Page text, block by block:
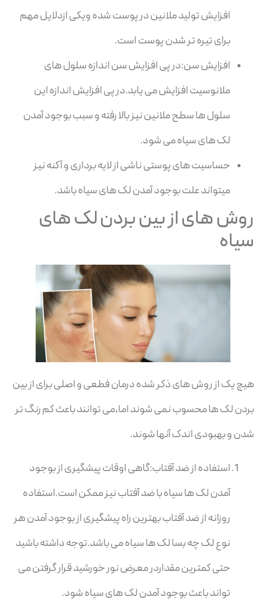
افزایش تولید ملانین در پوست شده ویکی ازدلایل مهم
برای تیره تر شدن پوست است.
افزایش سن:در پی افزایش سن اندازه سلول های
ملانوسیت افزایش می یابد.در پی افزایش اندازه این
سلول ها سطح ملانین نیز بالا رفته و سبب بوجود آمدن
لک های سیاه می شود.
حساسیت های پوستی ناشی از لایه برداری و آکنه نیز
میتواند علت بوجود آمدن لک های سیاه باشد.
روش های از بین بردن لک های
سیاه
هیچ یک از روش های ذکر شده درمان فطعی و اصلی برای از بین
بردن لک ها محسوب نمی شوند اما،می توانند باعث کم رنگ تر
شدن و بهبودی اندک آنها شوند.
استفاده از ضد آفتاب:گاهی اوقات پیشگیری از بوجود
آمدن لک ها سیاه با ضد آفتاب نیز ممکن است.استفاده
روزانه از ضد آفتاب بهترین راه پیشگیری از بوجود آمدن هر
نوع لک چه بسا لک ها سیاه می باشد.توجه داشته باشید
حتی کمترین مقداردر معرض نور خورشید قرار گرفتن می
تواند باعث بوجود آمدن لک های سیاه شود.